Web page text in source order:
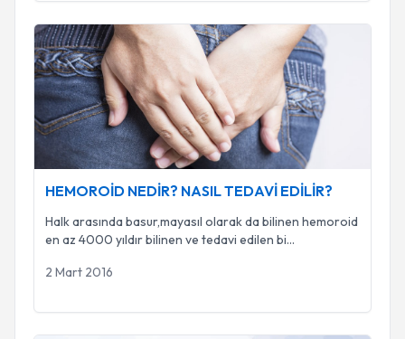
HEMOROİD NEDİR? NASIL TEDAVİ EDİLİR?
HEMOROİD NEDİR? NASIL TEDAVİ EDİLİR?
Halk arasında basur,mayasıl olarak da bilinen hemoroid
en az 4000 yıldır bilinen ve tedavi edilen bi...
2 Mart 2016